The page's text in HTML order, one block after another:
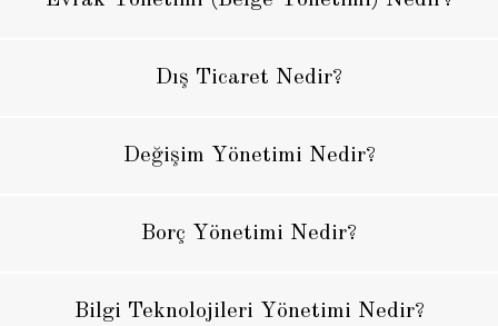
Dış Ticaret Nedir?
Değişim Yönetimi Nedir?
Borç Yönetimi Nedir?
Bilgi Teknolojileri Yönetimi Nedir?